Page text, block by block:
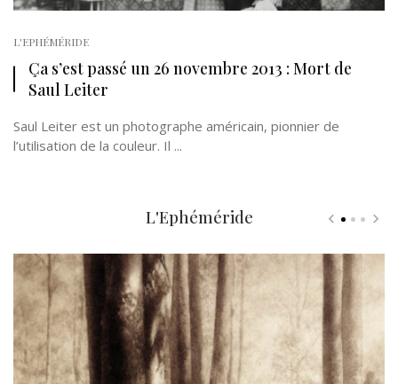
L'EPHÉMÉRIDE
Ça s’est passé un 26 novembre 2013 : Mort de
Saul Leiter
Saul Leiter est un photographe américain, pionnier de
l’utilisation de la couleur. Il ...
L'Ephéméride